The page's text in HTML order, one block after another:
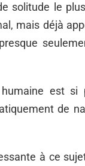
solitude le
mais déjà
est si
de
à ce